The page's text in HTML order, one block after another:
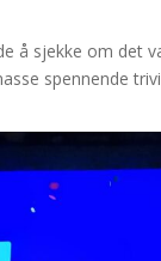
å sjekke om
spennende